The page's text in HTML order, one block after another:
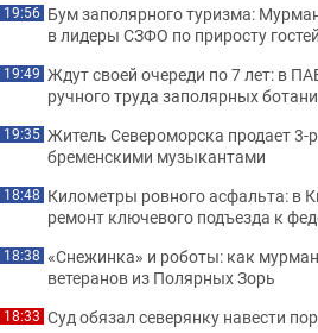
19:56 Бум заполярного туризма:
в лидеры СЗФО по приросту гостей
19:49 Ждут своей очереди по 7 лет: в
ручного труда заполярных
19:35 Житель Североморска продает 3-
бременскими музыкантами
18:48 Километры ровного асфальта: в
ремонт ключевого подъезда к
18:38 «Снежинка» и роботы: как
ветеранов из Полярных Зорь
18:33 Суд обязал северянку навести